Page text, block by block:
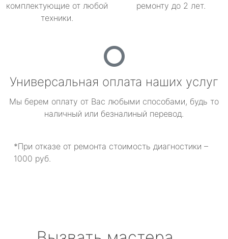
комплектующие от любой
техники.
ремонту до 2 лет.
Универсальная оплата наших услуг
Мы берем оплату от Вас любыми способами, будь то
наличный или безналиный перевод.
*При отказе от ремонта стоимость диагностики –
1000 руб.